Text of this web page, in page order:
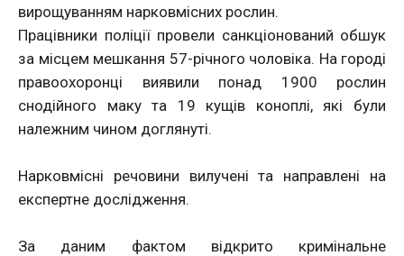
вирощуванням нарковмісних рослин.
Працівники поліції провели санкціонований обшук
за місцем мешкання 57-річного чоловіка. На городі
правоохоронці виявили понад 1900 рослин
снодійного маку та 19 кущів коноплі, які були
належним чином доглянуті.
Нарковмісні речовини вилучені та направлені на
експертне дослідження.
За даним фактом відкрито кримінальне